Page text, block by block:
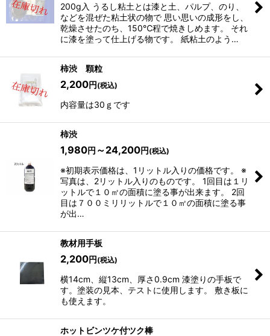
200g入 うるし粘土とは漆と土、パルプ、のり、
などを混ぜた粘土状の物で 思い思いの成形をし、
乾燥させたのち、150℃程で焼きしめます。 それ
に漆を塗って仕上げる物です。 紙粘土のよう…
柿渋 顆粒
2,200円 (税込)
内容量は30ｇです
柿渋
1,980円 ～24,200円 (税込)
※初期表示価格は、1リットル入りの価格です。 ※
写真は、2リットル入りのものです。 1回目は１リ
ットルで１０㎡の面積に塗る事が出来ます。 2回
目は７００ミリリットルで１０㎡の面積に塗る事
が出…
教材用手板
2,200円 (税込)
横14cm、縦13cm、厚さ0.9cm 漆塗りの手板で
す。塗装の見本、テストに使用します。 敷き板に
も使えます。
ホットビンツケ付ツク棒